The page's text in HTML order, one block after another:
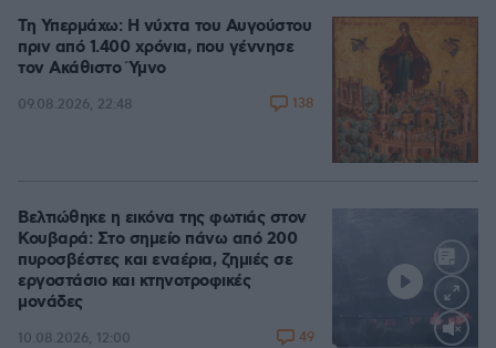
Τη Υπερμάχω: Η νύχτα του Αυγούστου
πριν από 1.400 χρόνια, που γέννησε
τον Ακάθιστο Ύμνο
09.08.2026, 22:48 138
Βελτιώθηκε η εικόνα της φωτιάς στον
Κουβαρά: Στο σημείο πάνω από 200
πυροσβέστες και εναέρια, ζημιές σε
εργοστάσιο και κτηνοτροφικές
μονάδες
10.08.2026, 12:00 49